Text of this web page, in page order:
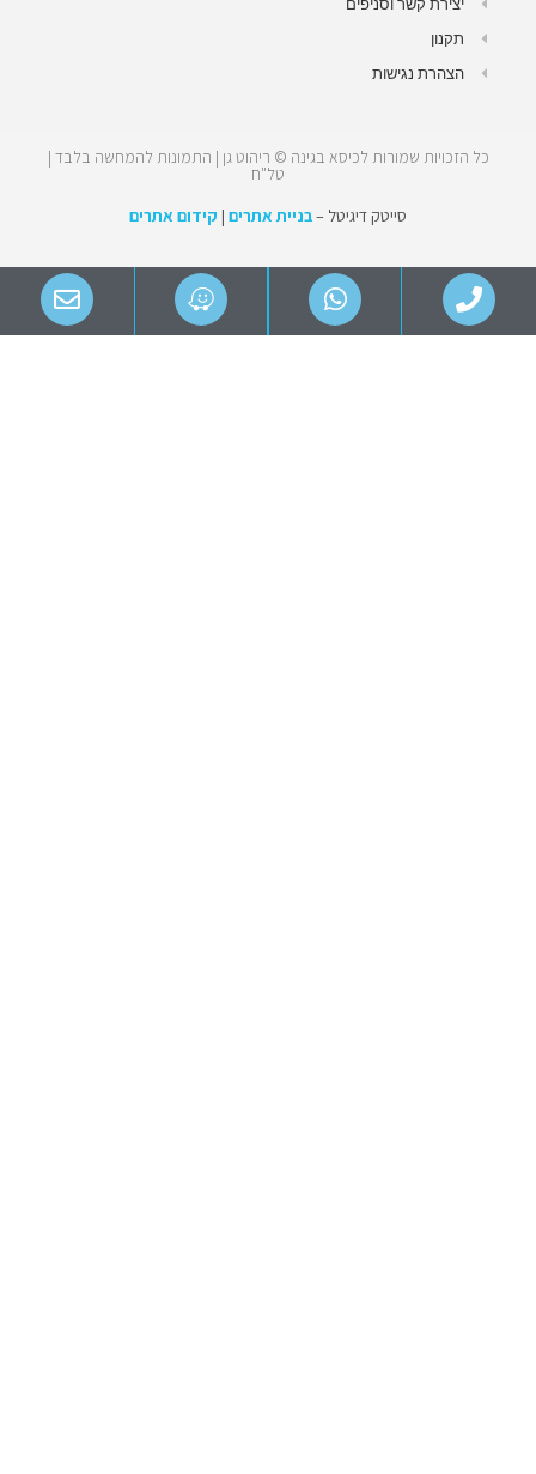
יצירת קשר וסניפים
תקנון
הצהרת נגישות
כל הזכויות שמורות לכיסא בגינה © ריהוט גן | התמונות להמחשה בלבד |
טל"ח
סייטק דיגיטל –בניית אתרים | קידום אתרים